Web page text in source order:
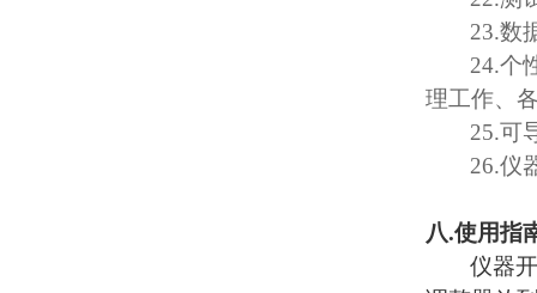
23.数
24.个
理工作、
25.可
26.仪
八.使用指
仪器